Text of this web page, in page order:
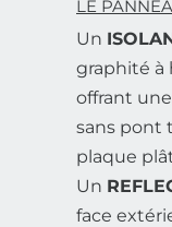
LE
Un
graphité à
offrant
sans pont
plaque
Un
face